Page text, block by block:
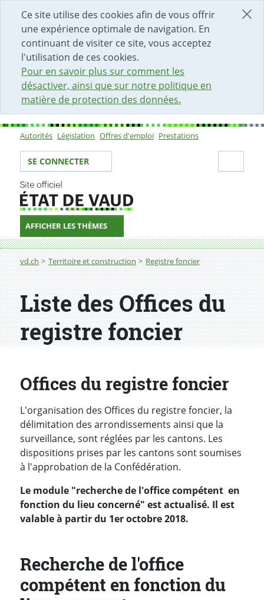
Ce site utilise des cookies afin de vous offrir
une expérience optimale de navigation. En
continuant de visiter ce site, vous acceptez
l'utilisation de ces cookies.
Pour en savoir plus sur comment les
désactiver, ainsi que sur notre politique en
matière de protection des données.
DÉBUT DU CONTENU DE LA PAGE
ACCÈS AU CHAMP DE RECHERCHE
PAGE D'ACCUEIL
FORMULAIRE DE CONTACT
Sous-navigation
Autorités Législation Offres d'emploi Prestations
Votre identité
SE CONNECTER
AFFICHER LES THÈMES
Fil d'Ariane
vd.ch Territoire et construction Registre foncier
Liste des offices
Liste des Offices du
registre foncier
Offices du registre foncier
L'organisation des Offices du registre foncier, la
délimitation des arrondissements ainsi que la
surveillance, sont réglées par les cantons. Les
dispositions prises par les cantons sont soumises
à l'approbation de la Confédération.
Le module "recherche de l'office compétent en
fonction du lieu concerné" est actualisé. Il est
valable à partir du 1er octobre 2018.
Recherche de l'office
compétent en fonction du